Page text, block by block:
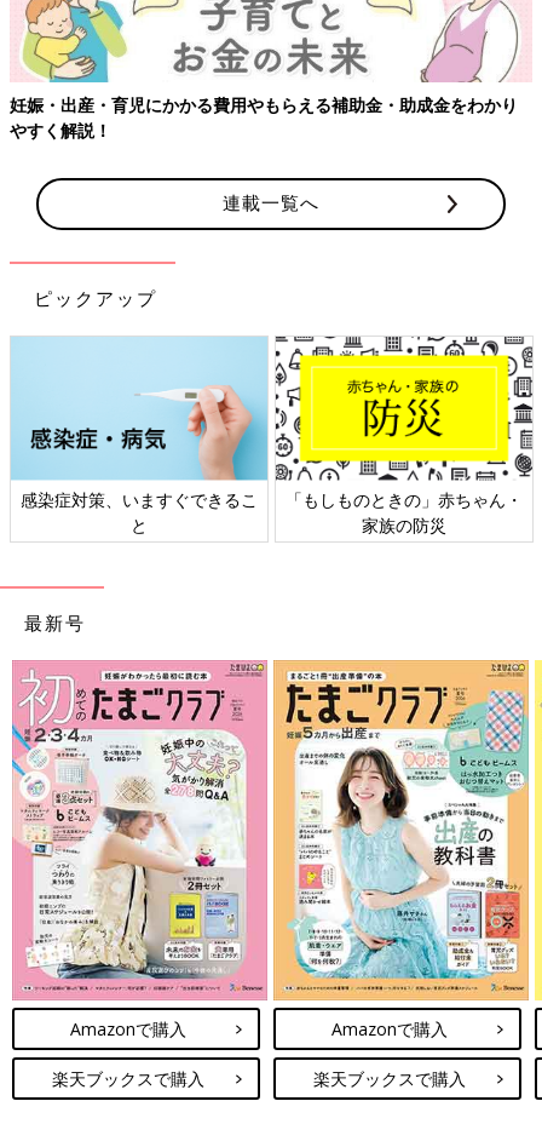
・助成金をわかり 【ワクチン接種できるものも】妊婦の感染症
連載一覧へ
ピックアップ
のときの」赤ちゃん・
日本外来小児科学会リーフレッ
六星占
最新号
Amazonで購入
楽天ブックスで購入
Amazonで購入
楽天ブックスで購入